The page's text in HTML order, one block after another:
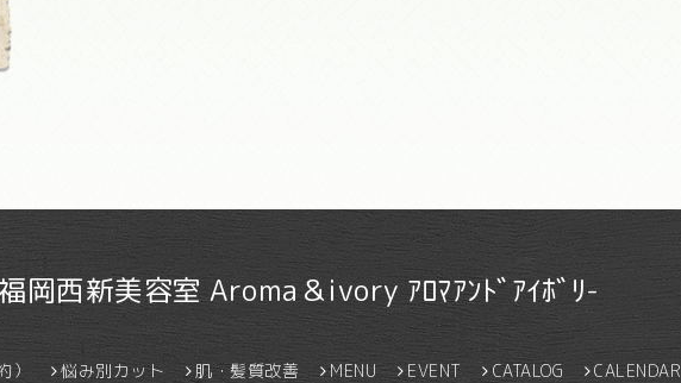
岡西新美容室 Aroma＆ivory ｱﾛﾏｱﾝﾄﾞｱｲﾎﾞﾘ-
） 悩み別カット 肌・髪質改善 MENU EVENT CATALOG CALENDAR